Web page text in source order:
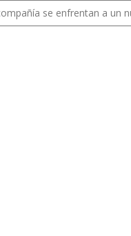
se enfrentan a un